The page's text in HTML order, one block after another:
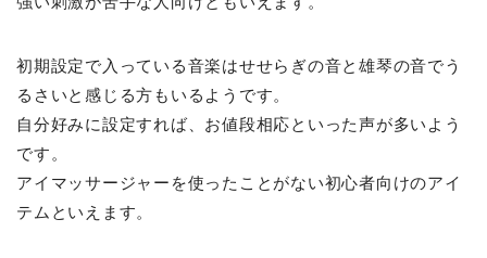
初期設定で入っている音楽はせせらぎの音と雄琴の音でう
るさいと感じる方もいるようです。
自分好みに設定すれば、お値段相応といった声が多いよう
です。
アイマッサージャーを使ったことがない初心者向けのアイ
テムといえます。